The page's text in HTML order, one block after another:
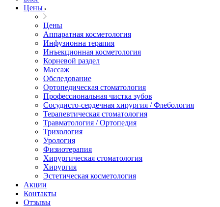
Цены
Цены
Аппаратная косметология
Инфузионна терапия
Инъекционная косметология
Корневой раздел
Массаж
Обследование
Ортопедическая стоматология
Профессиональная чистка зубов
Сосудисто-сердечная хирургия / Флебология
Терапевтическая стоматология
Травматология / Ортопедия
Трихология
Урология
Физиотерапия
Хирургическая стоматология
Хирургия
Эстетическая косметология
Акции
Контакты
Отзывы